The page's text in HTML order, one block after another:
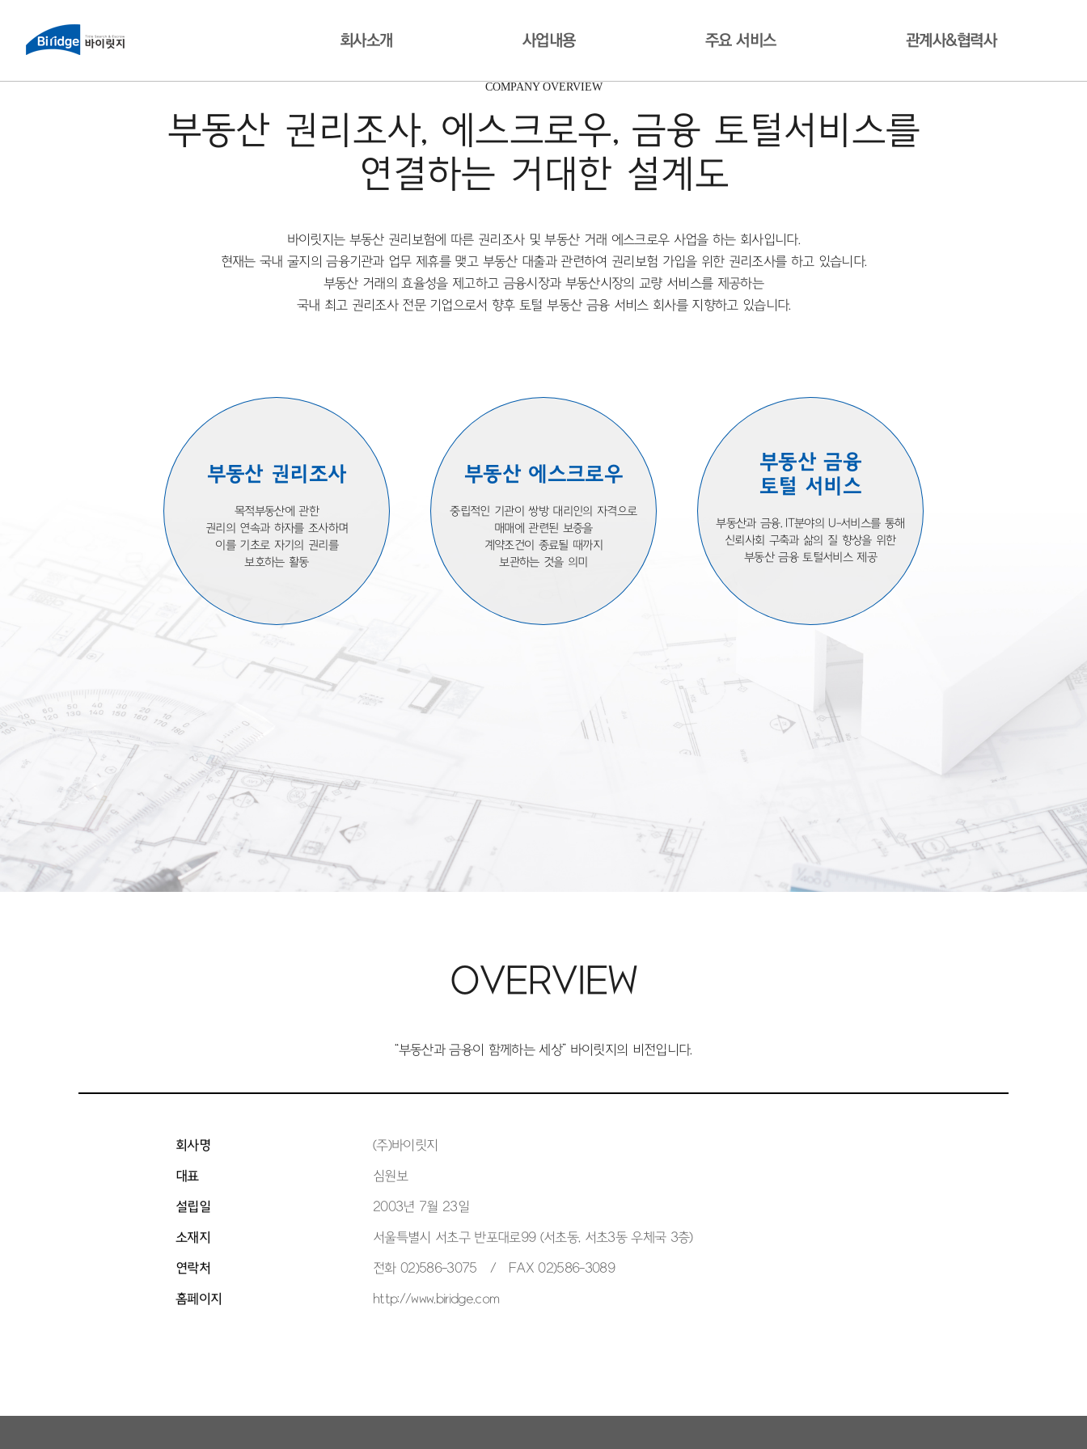
회사소개 사업내용 주요 서비스 관계사&협력사
COMPANY OVERVIEW
부동산 권리조사, 에스크로우, 금융 토털서비스를
연결하는 거대한 설계도
바이릿지는 부동산 권리보험에 따른 권리조사 및 부동산 거래 에스크로우 사업을 하는 회사입니다.
현재는 국내 굴지의 금융기관과 업무 제휴를 맺고 부동산 대출과 관련하여 권리보험 가입을 위한 권리조사를 하고 있습니다.
부동산 거래의 효율성을 제고하고 금융시장과 부동산시장의 교량 서비스를 제공하는
국내 최고 권리조사 전문 기업으로서 향후 토털 부동산 금융 서비스 회사를 지향하고 있습니다.
부동산 권리조사
목적부동산에 관한
권리의 연속과 하자를 조사하며
이를 기초로 자기의 권리를
보호하는 활동
부동산 에스크로우
중립적인 기관이 쌍방 대리인의 자격으로
매매에 관련된 보증을
계약조건이 종료될 때까지
보관하는 것을 의미
부동산 금융
토털 서비스
부동산과 금융, IT분야의 U-서비스를 통해
신뢰사회 구축과 삶의 질 향상을 위한
부동산 금융 토털서비스 제공
OVERVIEW
“부동산과 금융이 함께하는 세상” 바이릿지의 비전입니다.
회사명 (주)바이릿지
대표 심원보
설립일 2003년 7월 23일
소재지 서울특별시 서초구 반포대로99 (서초동, 서초3동 우체국 3층)
연락처 전화 02)586-3075 / FAX 02)586-3089
홈페이지 http://www.biridge.com